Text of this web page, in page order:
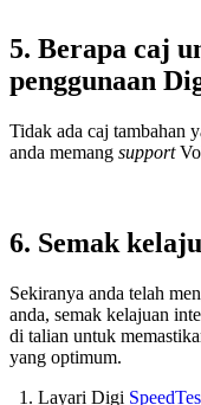
5. Berapa caj
penggunaan
Tidak ada caj tambahan
anda memang support
6. Semak
Sekiranya anda telah
anda, semak kelajuan
di talian untuk
yang optimum.
Layari Digi